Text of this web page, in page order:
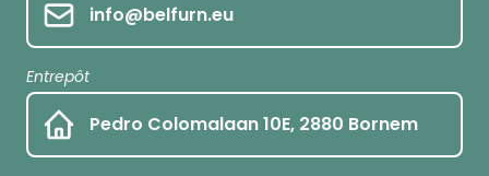
info@belfurn.eu
Entrepôt
Pedro Colomalaan 10E, 2880 Bornem